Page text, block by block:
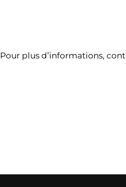
Pour plus d’informations,